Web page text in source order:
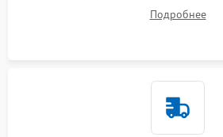
высохшей термопасты с
Подробнее